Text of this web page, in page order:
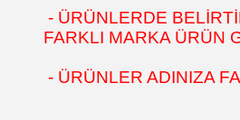
- ÜRÜNLERDE
FARKLI MARKA ÜRÜN
- ÜRÜNLER ADINIZA